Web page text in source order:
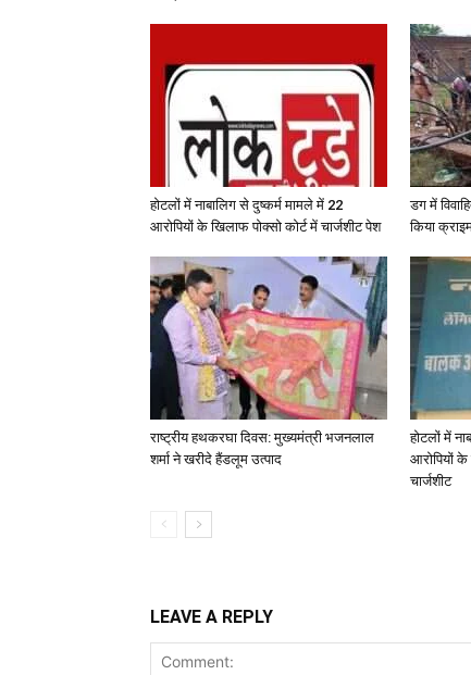
होटलों में नाबालिग से दुष्कर्म मामले में 22
आरोपियों के खिलाफ पोक्सो कोर्ट में चार्जशीट पेश
डग में
किया
राष्ट्रीय हथकरघा दिवस: मुख्यमंत्री भजनलाल
शर्मा ने खरीदे हैंडलूम उत्पाद
होटलों में
आरोपियों के
चार्जशीट
LEAVE A REPLY